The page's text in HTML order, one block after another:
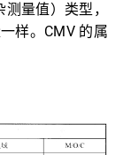
量值）类型，
样。CMV 的属